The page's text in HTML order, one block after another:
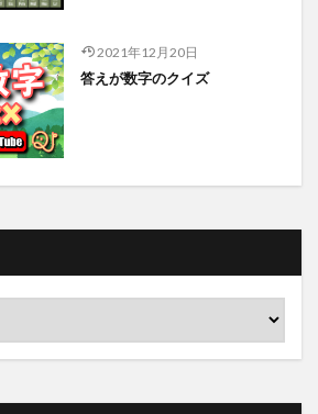
2021年12月20日
答えが数字のクイズ